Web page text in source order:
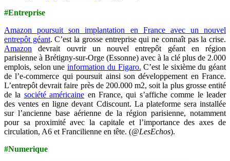
#Entreprise
Amazon poursuit son implantation en France avec un nouvel
entrepôt géant. C’est la grosse entreprise qui ne connaît pas la crise.
Amazon devrait ouvrir un nouvel entrepôt géant en région
parisienne à Brétigny-sur-Orge (Essonne) avec à la clé plus de 2.000
emplois, selon uneinformation du Figaro. C’est le sixième du géant
de l’e-commerce qui poursuit ainsi son développement en France.
L’entrepôt devrait faire près de 200.000 m2, soit la plus grosse entité
de la société américaine en France, qui s’affiche comme le leader
des ventes en ligne devant Cdiscount. La plateforme sera installée
sur l’ancienne base aérienne de la région parisienne, notamment
pour sa proximité avec la capitale et l’importance des axes de
circulation, A6 et Francilienne en tête. (@LesEchos).
#Numerique